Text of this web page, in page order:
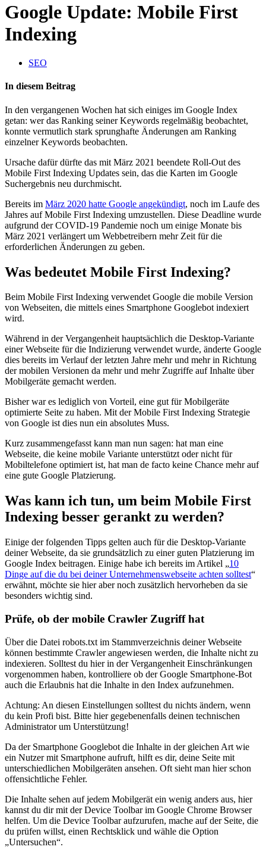
Google Update: Mobile First
Indexing
SEO
In diesem Beitrag
In den vergangenen Wochen hat sich einiges im Google Index
getan: wer das Ranking seiner Keywords regelmäßig beobachtet,
konnte vermutlich stark sprunghafte Änderungen am Ranking
einzelner Keywords beobachten.
Ursache dafür dürfte das mit März 2021 beendete Roll-Out des
Mobile First Indexing Updates sein, das die Karten im Google
Suchergebnis neu durchmischt.
Bereits im März 2020 hatte Google angekündigt, noch im Laufe des
Jahres auf Mobile First Indexing umzustellen. Diese Deadline wurde
aufgrund der COVID-19 Pandemie noch um einige Monate bis
März 2021 verlängert um Webbetreibern mehr Zeit für die
erforderlichen Änderungen zu geben.
Was bedeutet Mobile First Indexing?
Beim Mobile First Indexing verwendet Google die mobile Version
von Webseiten, die mittels eines Smartphone Googlebot indexiert
wird.
Während in der Vergangenheit hauptsächlich die Desktop-Variante
einer Webseite für die Indizierung verwendet wurde, änderte Google
dies bereits im Verlauf der letzten Jahre mehr und mehr in Richtung
der mobilen Versionen da mehr und mehr Zugriffe auf Inhalte über
Mobilgeräte gemacht werden.
Bisher war es lediglich von Vorteil, eine gut für Mobilgeräte
optimierte Seite zu haben. Mit der Mobile First Indexing Strategie
von Google ist dies nun ein absolutes Muss.
Kurz zusammengefasst kann man nun sagen: hat man eine
Webseite, die keine mobile Variante unterstützt oder nicht für
Mobiltelefone optimiert ist, hat man de facto keine Chance mehr auf
eine gute Google Platzierung.
Was kann ich tun, um beim Mobile First
Indexing besser gerankt zu werden?
Einige der folgenden Tipps gelten auch für die Desktop-Variante
deiner Webseite, da sie grundsätzlich zu einer guten Platzierung im
Google Index beitragen. Einige habe ich bereits im Artikel „10
Dinge auf die du bei deiner Unternehmenswebseite achten solltest“
erwähnt, möchte sie hier aber noch zusätzlich hervorheben da sie
besonders wichtig sind.
Prüfe, ob der mobile Crawler Zugriff hat
Über die Datei robots.txt im Stammverzeichnis deiner Webseite
können bestimmte Crawler angewiesen werden, die Inhalte nicht zu
indexieren. Solltest du hier in der Vergangenheit Einschränkungen
vorgenommen haben, kontrolliere ob der Google Smartphone-Bot
auch die Erlaubnis hat die Inhalte in den Index aufzunehmen.
Achtung: An diesen Einstellungen solltest du nichts ändern, wenn
du kein Profi bist. Bitte hier gegebenenfalls deinen technischen
Administrator um Unterstützung!
Da der Smartphone Googlebot die Inhalte in der gleichen Art wie
ein Nutzer mit Smartphone aufruft, hilft es dir, deine Seite mit
unterschiedlichen Mobilgeräten ansehen. Oft sieht man hier schon
offensichtliche Fehler.
Die Inhalte sehen auf jedem Mobilgerät ein wenig anders aus, hier
kannst du dir mit der Device Toolbar im Google Chrome Browser
helfen. Um die Device Toolbar aufzurufen, mache auf der Seite, die
du prüfen willst, einen Rechtsklick und wähle die Option
„Untersuchen“.